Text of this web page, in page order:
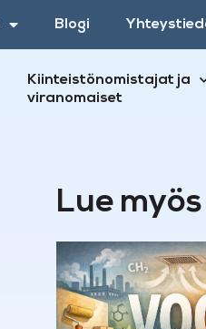
Blogi
Kiinteistönomistajat ja
viranomaiset
Lue myös